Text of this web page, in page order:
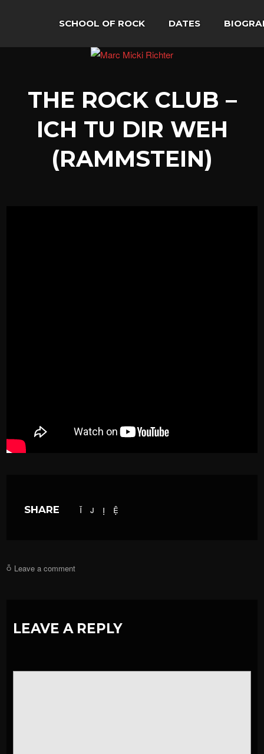
SCHOOL OF ROCK DATES
THE ROCK CLUB –
ICH TU DIR WEH
(RAMMSTEIN)
SHARE
Leave a comment
LEAVE A REPLY